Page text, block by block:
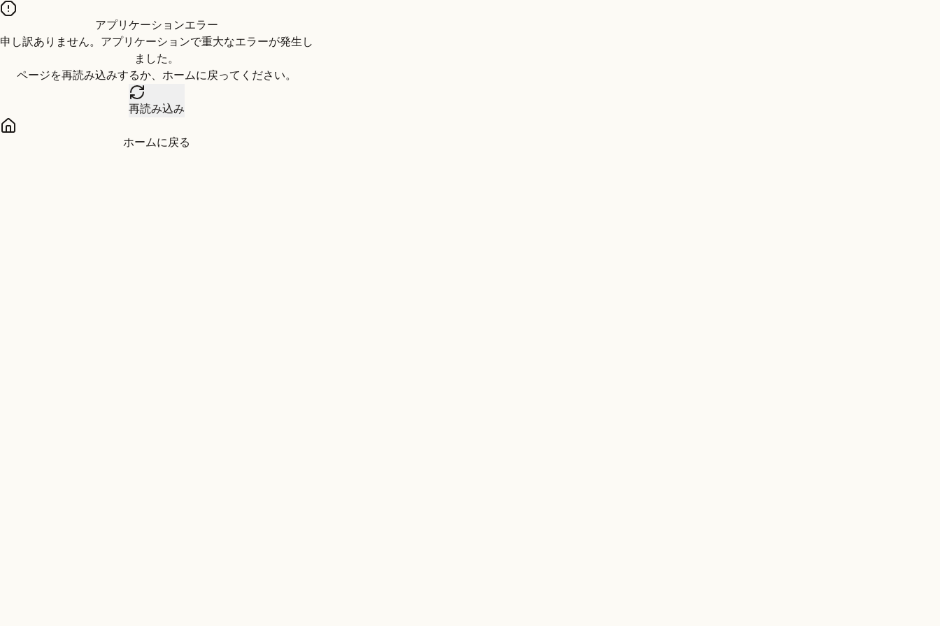
アプリケーションエラー
申し訳ありません。アプリケーションで重大なエラーが発生し
ました。
ページを再読み込みするか、ホームに戻ってください。
再読み込み
ホームに戻る